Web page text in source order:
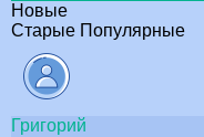
Новые
Старые Популярные
Григорий